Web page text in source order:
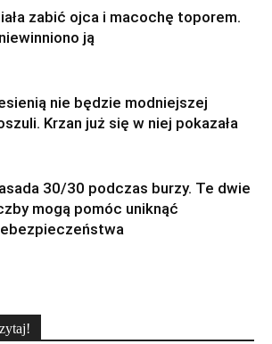
zabić ojca i macochę toporem.
ją
nie będzie modniejszej
Krzan już się w niej pokazała
30/30 podczas burzy. Te dwie
mogą pomóc uniknąć